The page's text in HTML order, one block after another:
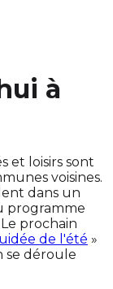
à
et loisirs sont
voisines.
dans un
programme
prochain
de l'été »
se déroule